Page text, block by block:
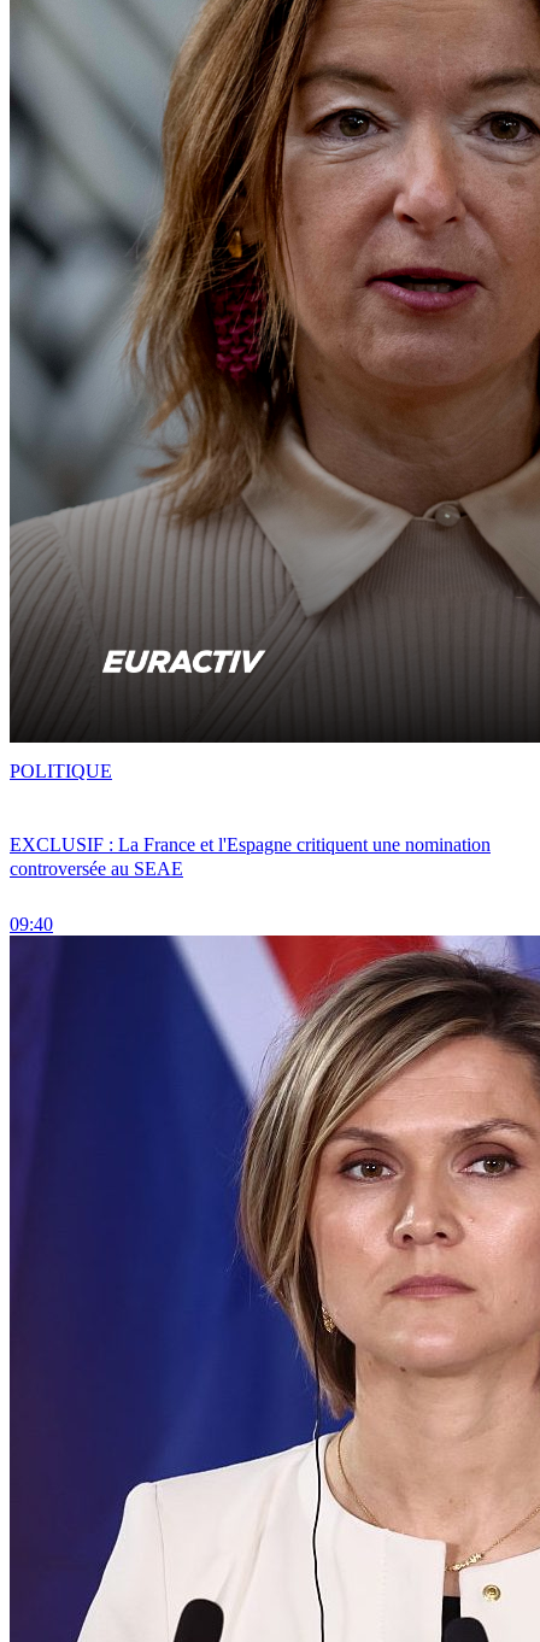
EXCLUSIF : La France et l'Espagne critiquent une nomination
controversée au SEAE
09:40
POLITIQUE